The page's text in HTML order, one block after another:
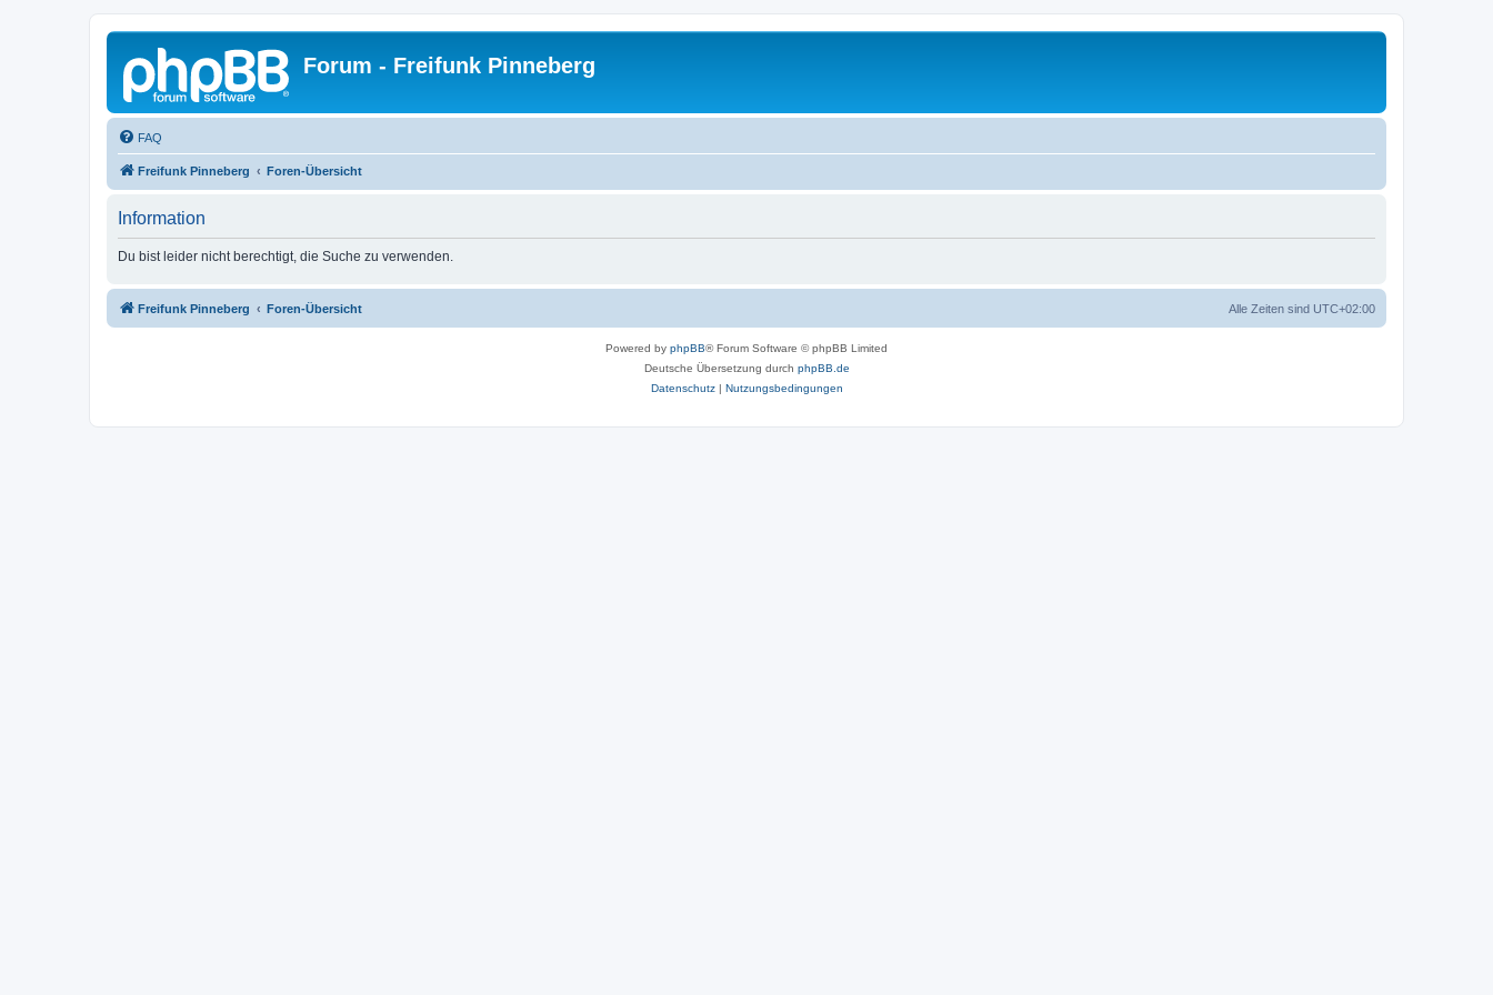
Forum - Freifunk Pinneberg
FAQ
Freifunk Pinneberg Foren-Übersicht
Information
Du bist leider nicht berechtigt, die Suche zu verwenden.
Freifunk Pinneberg Foren-Übersicht Alle Zeiten sind UTC+02:00
Powered by phpBB® Forum Software © phpBB Limited
Deutsche Übersetzung durch phpBB.de
Datenschutz| Nutzungsbedingungen